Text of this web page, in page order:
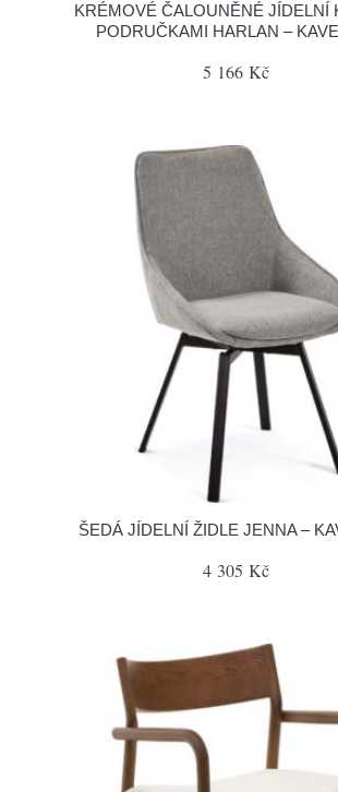
KRÉMOVÉ ČALOUNĚNÉ JÍDELNÍ
PODRUČKAMI HARLAN –
5 166 Kč
ŠEDÁ JÍDELNÍ ŽIDLE JENNA –
4 305 Kč